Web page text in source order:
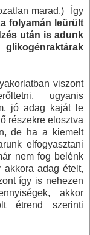
marad.) Így
folyamán leürült
után is adunk
viszont
ugyanis
jó adag kaját le
részekre elosztva
de ha a kiemelt
elfogyasztani
nem fog belénk
adag ételt,
így is nehezen
akkor
étrend szerinti